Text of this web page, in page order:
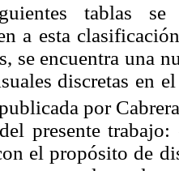
tablas se
a esta
se encuentra una
discretas en
por
presente
el propósito de